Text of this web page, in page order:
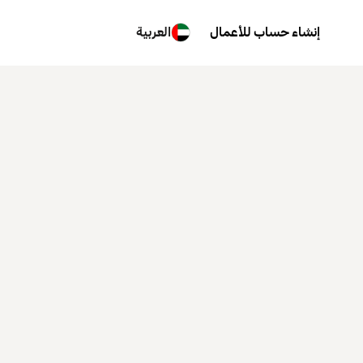
إنشاء حساب للأعمال العربية